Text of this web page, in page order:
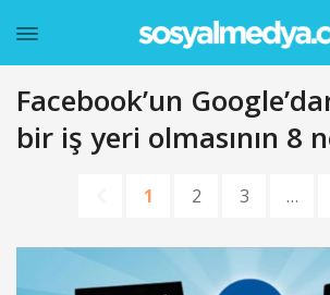
Facebook’un
bir iş yeri olmasının 8
1 2 3 …